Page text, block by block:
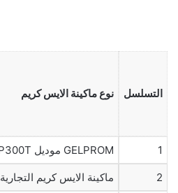
التسلسل نوع ماكينة الايس كريم
1 GELPROM موديل GP300T
2 ماكينة الايس كريم التجارية